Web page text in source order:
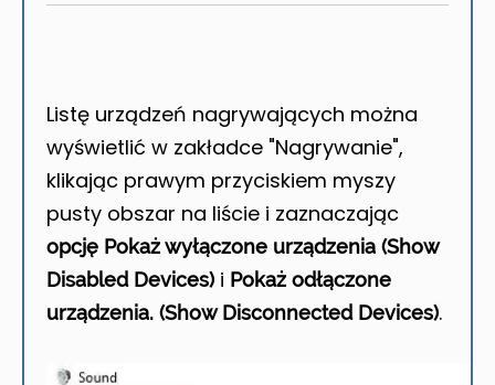
Listę urządzeń nagrywających można
wyświetlić w zakładce "Nagrywanie",
klikając prawym przyciskiem myszy
pusty obszar na liście i zaznaczając
opcję Pokaż wyłączone urządzenia (Show
Disabled Devices) i Pokaż odłączone
urządzenia. (Show Disconnected Devices).